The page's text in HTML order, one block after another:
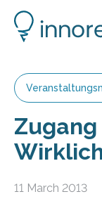
11 March 2013